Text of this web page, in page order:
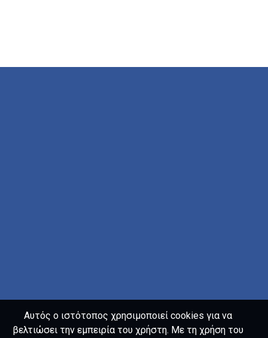
Αυτός ο ιστότοπος χρησιμοποιεί cookies για να
βελτιώσει την εμπειρία του χρήστη. Με τη χρήση του